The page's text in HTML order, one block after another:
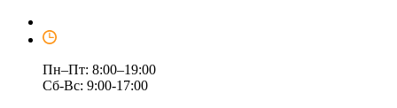
Пн–Пт: 8:00–19:00
Сб-Вс: 9:00-17:00